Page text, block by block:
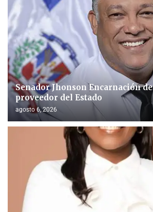
Senador Jhonson Encarnación
proveedor del Estado
agosto 6, 2026